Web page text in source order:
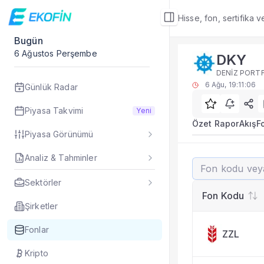
Hisse, fon, sertifika
Bugün
6 Ağustos Perşembe
Günlük Radar
Piyasa Takvimi Yeni
Piyasa Görünümü
Analiz & Tahminler
Sektörler
Şirketler
Fonlar
Kripto
Fon Detay
Rakip Analizi
DKY benzer
DKY fonu rakip
TEFAS DKY
Fon verileri hangi
DKY fonunu diğer
Evet. Fon detay
Fon Detay— İlgili
Fon Portföyü
DKY
DENİZ
6 Ağu, 19:11:06
Özet RaporAkış
DKY
Fon Kodu
ZZL